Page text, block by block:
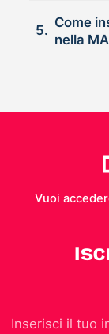
5.
Come
nella
Vuoi